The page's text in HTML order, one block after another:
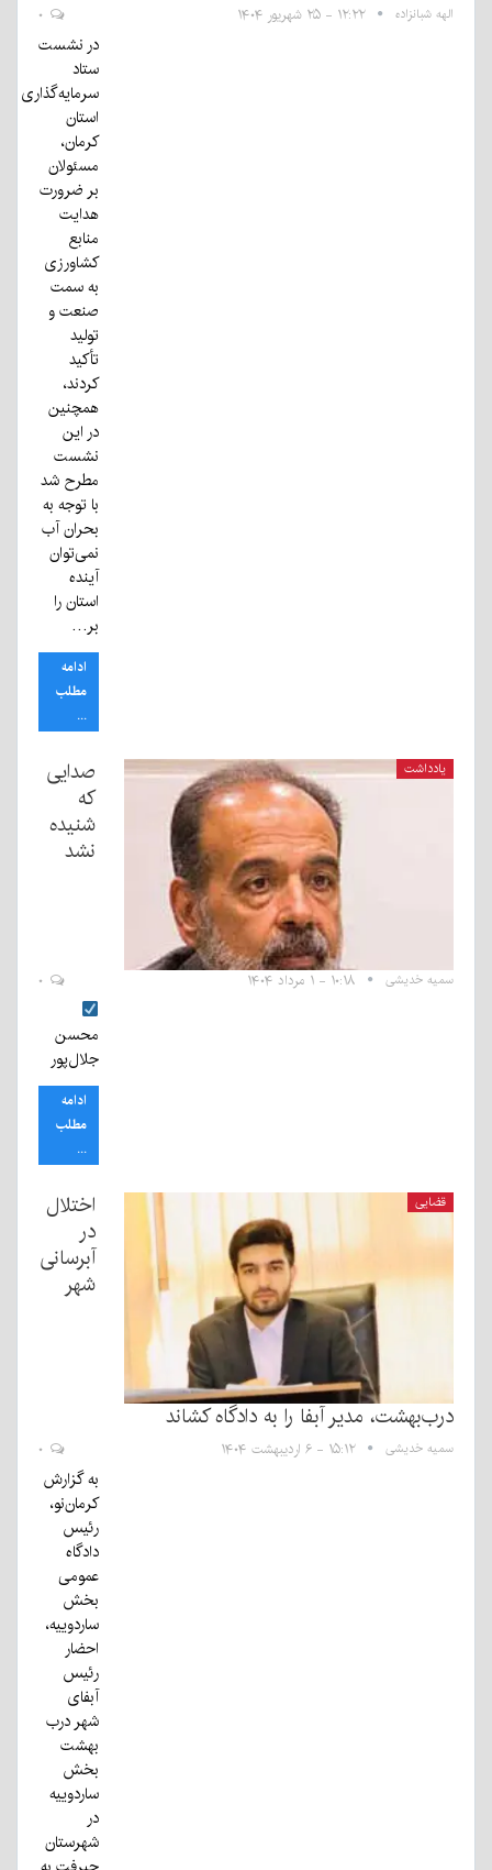
الهه شبانزاده ۱۲:۲۲ - ۲۵ شهریور ۱۴۰۴
در نشست
ستاد
سرمایه‌گذاری
استان
کرمان،
مسئولان
بر ضرورت
هدایت
منابع
کشاورزی
به سمت
صنعت و
تولید
تأکید
کردند،
همچنین
در این
نشست
مطرح شد
با توجه به
بحران آب
نمی‌توان
آینده
استان را
بر…
ادامه
مطلب
...
یادداشت
صدایی
که
شنیده
نشد
سمیه خدیشی ۱۰:۱۸ - ۱ مرداد ۱۴۰۴
محسن
جلال‌پور
ادامه
مطلب
...
قضایی
اختلال
در
آبرسانی
شهر
درب‌بهشت، مدیر آبفا را به دادگاه کشاند
سمیه خدیشی ۱۵:۱۲ - ۶ اردیبهشت ۱۴۰۴
به گزارش
کرمان‌نو،
رئیس
دادگاه
عمومی
بخش
ساردوییه،
احضار
رئیس
آبفای
شهر درب
بهشت
بخش
ساردوییه
در
شهرستان